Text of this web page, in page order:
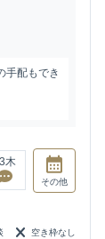
手配もでき
木
その他
空き枠なし